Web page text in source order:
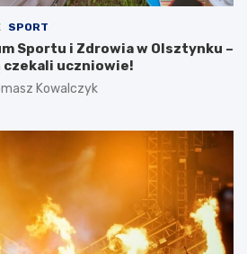
SPORT
Sportu i Zdrowia w Olsztynku –
uczniowie!
Kowalczyk